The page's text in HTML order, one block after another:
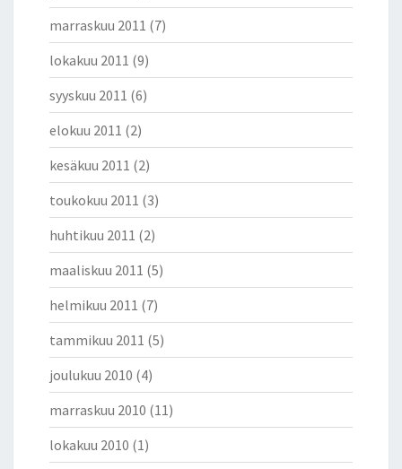
marraskuu 2011 (7)
lokakuu 2011 (9)
syyskuu 2011 (6)
elokuu 2011 (2)
kesäkuu 2011 (2)
toukokuu 2011 (3)
huhtikuu 2011 (2)
maaliskuu 2011 (5)
helmikuu 2011 (7)
tammikuu 2011 (5)
joulukuu 2010 (4)
marraskuu 2010 (11)
lokakuu 2010 (1)